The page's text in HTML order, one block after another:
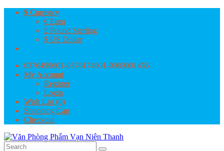
$ Currency
€ Euro
£ Pound Sterling
$ US Dollar
0376499601-0376174901-0989001455
My Account
Register
Login
Wish List (0)
Shopping Cart
Checkout